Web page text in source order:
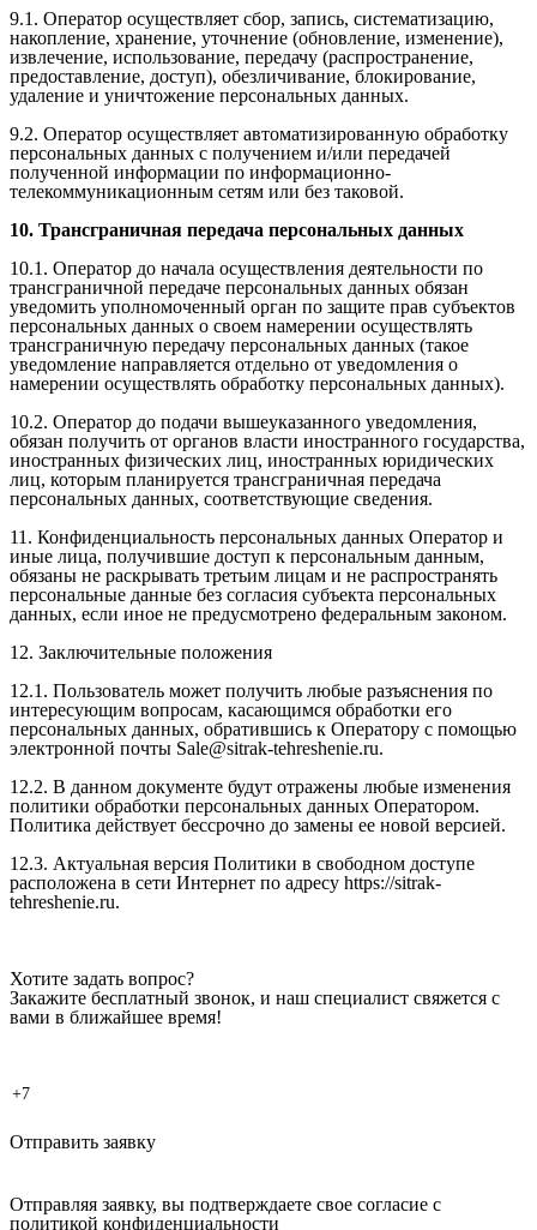
9.1. Оператор осуществляет сбор, запись, систематизацию,
накопление, хранение, уточнение (обновление, изменение),
извлечение, использование, передачу (распространение,
предоставление, доступ), обезличивание, блокирование,
удаление и уничтожение персональных данных.
9.2. Оператор осуществляет автоматизированную обработку
персональных данных с получением и/или передачей
полученной информации по информационно-
телекоммуникационным сетям или без таковой.
10. Трансграничная передача персональных данных
10.1. Оператор до начала осуществления деятельности по
трансграничной передаче персональных данных обязан
уведомить уполномоченный орган по защите прав субъектов
персональных данных о своем намерении осуществлять
трансграничную передачу персональных данных (такое
уведомление направляется отдельно от уведомления о
намерении осуществлять обработку персональных данных).
10.2. Оператор до подачи вышеуказанного уведомления,
обязан получить от органов власти иностранного государства,
иностранных физических лиц, иностранных юридических
лиц, которым планируется трансграничная передача
персональных данных, соответствующие сведения.
11. Конфиденциальность персональных данных Оператор и
иные лица, получившие доступ к персональным данным,
обязаны не раскрывать третьим лицам и не распространять
персональные данные без согласия субъекта персональных
данных, если иное не предусмотрено федеральным законом.
12. Заключительные положения
12.1. Пользователь может получить любые разъяснения по
интересующим вопросам, касающимся обработки его
персональных данных, обратившись к Оператору с помощью
электронной почты Sale@sitrak-tehreshenie.ru.
12.2. В данном документе будут отражены любые изменения
политики обработки персональных данных Оператором.
Политика действует бессрочно до замены ее новой версией.
12.3. Актуальная версия Политики в свободном доступе
расположена в сети Интернет по адресу https://sitrak-
tehreshenie.ru.
Хотите задать вопрос?
Закажите бесплатный звонок, и наш специалист свяжется с
вами в ближайшее время!
Отправить заявку
Отправляя заявку, вы подтверждаете свое согласие с
политикой конфиденциальности